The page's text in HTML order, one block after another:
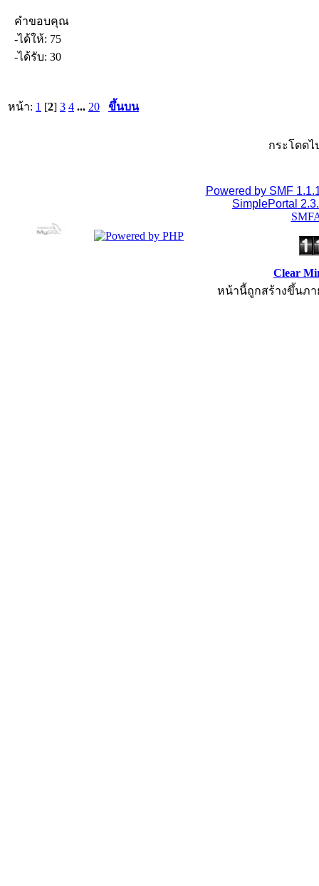
คำขอบคุณ
-ได้ให้: 75
-ได้รับ: 30
หน้า: 1 [2] 3 4 ... 20 ขึ้นบน
กระโดดไ
Powered by SMF
SimplePortal
Clear
หน้านี้ถูกสร้างขึ้นภา